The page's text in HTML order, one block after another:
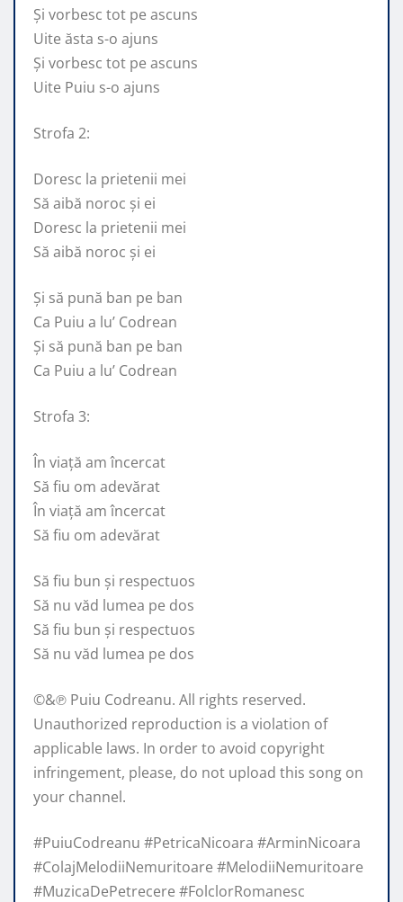
Și vorbesc tot pe ascuns
Uite ăsta s-o ajuns
Și vorbesc tot pe ascuns
Uite Puiu s-o ajuns
Strofa 2:
Doresc la prietenii mei
Să aibă noroc și ei
Doresc la prietenii mei
Să aibă noroc și ei
Și să pună ban pe ban
Ca Puiu a lu’ Codrean
Și să pună ban pe ban
Ca Puiu a lu’ Codrean
Strofa 3:
În viață am încercat
Să fiu om adevărat
În viață am încercat
Să fiu om adevărat
Să fiu bun și respectuos
Să nu văd lumea pe dos
Să fiu bun și respectuos
Să nu văd lumea pe dos
©&℗ Puiu Codreanu. All rights reserved.
Unauthorized reproduction is a violation of
applicable laws. In order to avoid copyright
infringement, please, do not upload this song on
your channel.
#PuiuCodreanu #PetricaNicoara #ArminNicoara
#ColajMelodiiNemuritoare #MelodiiNemuritoare
#MuzicaDePetrecere #FolclorRomanesc